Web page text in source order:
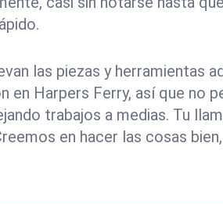
las piezas y herramientas
en Harpers Ferry, así que no
trabajos a medias. Tu
en hacer las cosas